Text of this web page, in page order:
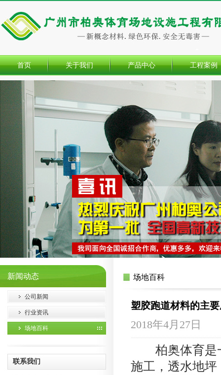
首页 关于我们 产品中心 工程案例
新闻动态
公司新闻
行业资讯
场地百科
联系我们
场地百科
塑胶跑道材料的主
2018年4月27日
柏奥体育是
施工，透水地坪